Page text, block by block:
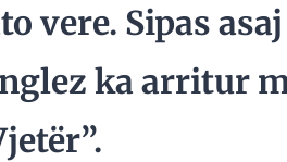
vere. Sipas
ka arritur